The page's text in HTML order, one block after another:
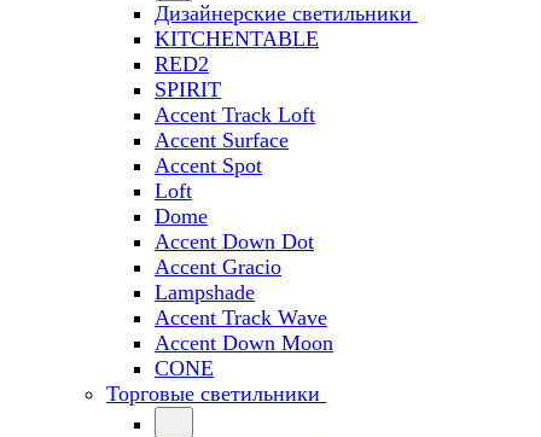
Дизайнерские светильники
KITCHENTABLE
RED2
SPIRIT
Accent Track Loft
Accent Surface
Accent Spot
Loft
Dome
Accent Down Dot
Accent Gracio
Lampshade
Accent Track Wave
Accent Down Moon
CONE
Торговые светильники